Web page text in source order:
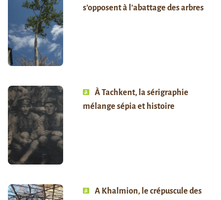
s’opposent à l’abattage des arbres
À Tachkent, la sérigraphie
mélange sépia et histoire
A Khalmion, le crépuscule des